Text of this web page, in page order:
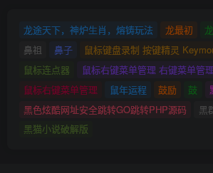
龙途天下，神炉生肖，熔铸玩法 龙最初
鼻祖
鼻子
鼠标键盘录制 按键精灵
鼠标连点器
鼠标右键菜单管理 右键菜单管理
鼠标右键菜单管理
鼠年运程 鼓励 鼓
黑色炫酷网址安全跳转GO跳转PHP源码
黑
黑猫小说破解版